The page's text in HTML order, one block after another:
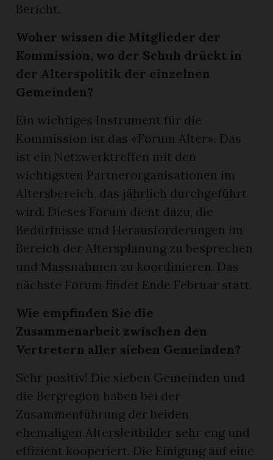
Bericht.
Woher wissen die Mitglieder der
Kommission, wo der Schuh drückt in
der Alterspolitik der einzelnen
Gemeinden?
Ein wichtiges Instrument für die
Kommission ist das «Forum Alter». Das
ist ein Netzwerktreffen mit den
wichtigsten Partnerorganisationen im
Altersbereich, das jährlich durchgeführt
wird. Dieses Forum dient dazu, die
Bedürfnisse und Herausforderungen im
Bereich der Altersplanung zu besprechen
und Massnahmen zu koordinieren. Das
nächste Forum findet Ende Februar statt.
Wie empfinden Sie die
Zusammenarbeit zwischen den
Vertretern aller sieben Gemeinden?
Sehr positiv! Die sieben Gemeinden und
die Bergregion haben bei der
Zusammenführung der beiden
ehemaligen Altersleitbilder sehr eng und
effizient kooperiert. Die Einigung auf eine